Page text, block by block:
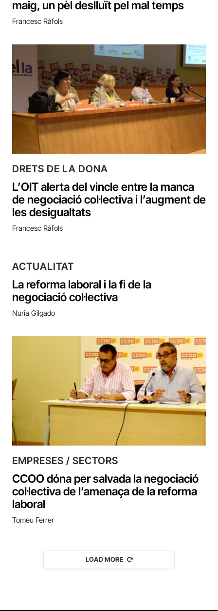
maig, un pèl deslluït pel mal temps
Francesc Ràfols
DRETS DE LA DONA
L’OIT alerta del vincle entre la manca
de negociació col·lectiva i l’augment de
les desigualtats
Francesc Ràfols
ACTUALITAT
La reforma laboral i la fi de la
negociació col·lectiva
Nuria Gilgado
EMPRESES / SECTORS
CCOO dóna per salvada la negociació
col·lectiva de l’amenaça de la reforma
laboral
Tomeu Ferrer
LOAD MORE